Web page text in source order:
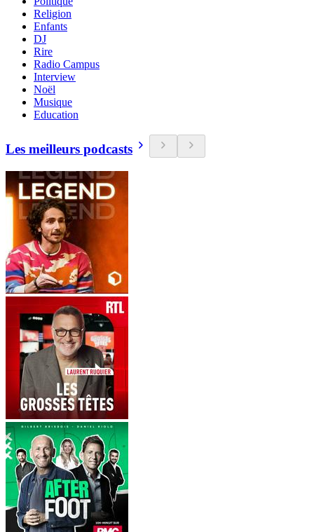
Religion
Enfants
DJ
Rire
Radio Campus
Interview
Noël
Musique
Education
Les meilleurs podcasts